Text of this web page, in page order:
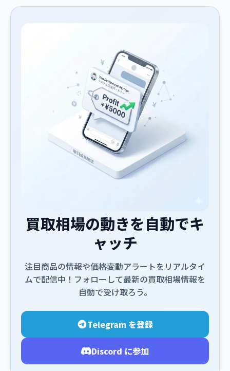
買取相場の動きを自動でキ
ャッチ
注目商品の情報や価格変動アラートをリアルタイ
ムで配信中！フォローして最新の買取相場情報を
自動で受け取ろう。
Telegram を登録
Discord に参加